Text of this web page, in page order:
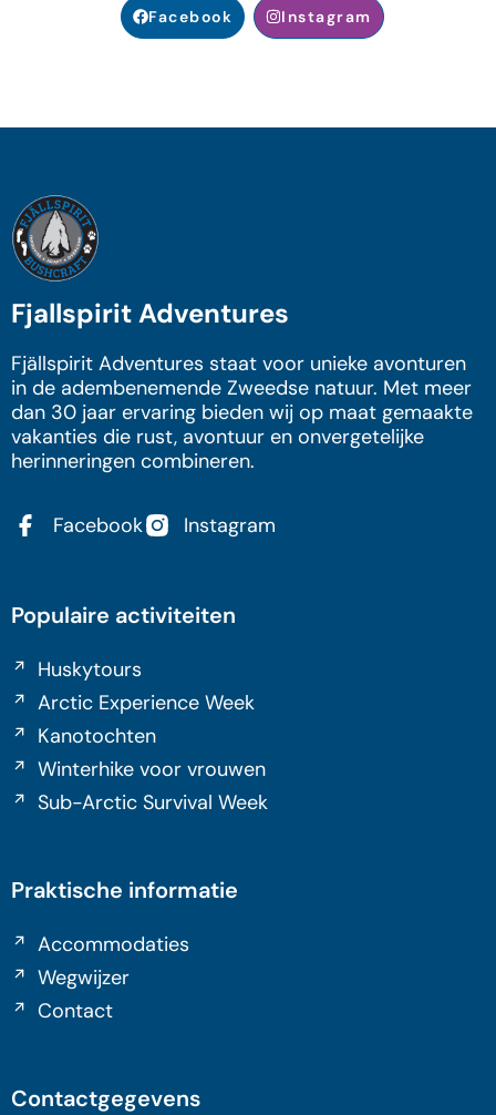
Facebook Instagram
Fjallspirit Adventures
Fjällspirit Adventures staat voor unieke avonturen
in de adembenemende Zweedse natuur. Met meer
dan 30 jaar ervaring bieden wij op maat gemaakte
vakanties die rust, avontuur en onvergetelijke
herinneringen combineren.
Facebook Instagram
Populaire activiteiten
Huskytours
Arctic Experience Week
Kanotochten
Winterhike voor vrouwen
Sub-Arctic Survival Week
Praktische informatie
Accommodaties
Wegwijzer
Contact
Contactgegevens